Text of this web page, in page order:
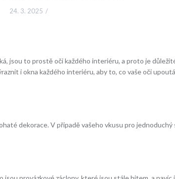
24. 3. 2025
jsou to prostě oči každého interiéru, a proto je
i okna každého interiéru, aby to, co vaše oči
dekorace. V případě vašeho vkusu pro jednoduchý